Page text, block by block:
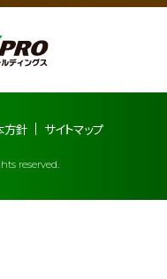
方針 サイトマップ
reserved.